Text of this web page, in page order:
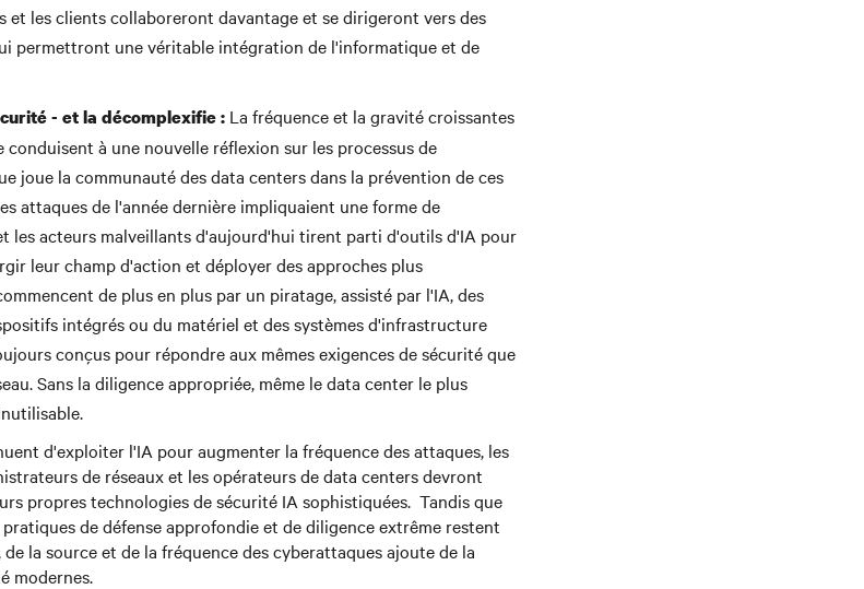
les clients collaboreront davantage et se dirigeront vers des
permettront une véritable intégration de l'informatique et de
- et la décomplexifie : La fréquence et la gravité croissantes
conduisent à une nouvelle réflexion sur les processus de
joue la communauté des data centers dans la prévention de ces
attaques de l'année dernière impliquaient une forme de
les acteurs malveillants d'aujourd'hui tirent parti d'outils d'IA pour
leur champ d'action et déployer des approches plus
de plus en plus par un piratage, assisté par l'IA, des
intégrés ou du matériel et des systèmes d'infrastructure
conçus pour répondre aux mêmes exigences de sécurité que
Sans la diligence appropriée, même le data center le plus
d'exploiter l'IA pour augmenter la fréquence des attaques, les
de réseaux et les opérateurs de data centers devront
propres technologies de sécurité IA sophistiquées. Tandis que
de défense approfondie et de diligence extrême restent
la source et de la fréquence des cyberattaques ajoute de la
modernes.